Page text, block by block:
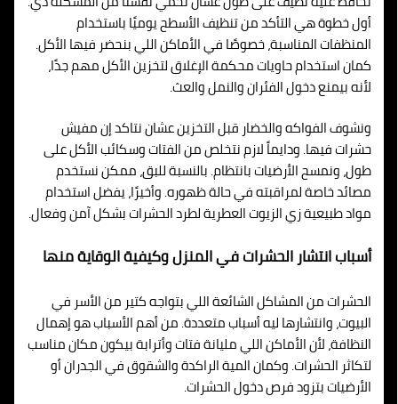
أول خطوة هي التأكد من تنظيف الأسطح يوميًا باستخدام
المنظفات المناسبة، خصوصًا في الأماكن اللي بنحضر فيها الأكل.
كمان استخدام حاويات محكمة الإغلاق لتخزين الأكل مهم جدًا،
لأنه بيمنع دخول الفئران والنمل والعث.
ونشوف الفواكه والخضار قبل التخزين عشان نتاكد إن مفيش
حشرات فيها. ودايماً لازم نتخلص من الفتات وسكائب الأكل على
طول، ونمسح الأرضيات بانتظام. بالنسبة للبق، ممكن نستخدم
مصائد خاصة لمراقبته في حالة ظهوره. وأخيرًا، يفضل استخدام
مواد طبيعية زي الزيوت العطرية لطرد الحشرات بشكل آمن وفعال.
أسباب انتشار الحشرات في المنزل وكيفية الوقاية منها
الحشرات من المشاكل الشائعة اللي بتواجه كتير من الأسر في
البيوت، وانتشارها ليه أسباب متعددة. من أهم الأسباب هو إهمال
النظافة، لأن الأماكن اللي مليانة فتات وأترابة بيكون مكان مناسب
لتكاثر الحشرات. وكمان المية الراكدة والشقوق في الجدران أو
الأرضيات بتزود فرص دخول الحشرات.